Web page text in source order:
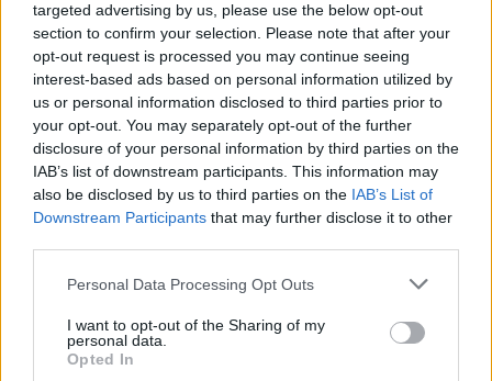
targeted advertising by us, please use the below opt-out
section to confirm your selection. Please note that after your
opt-out request is processed you may continue seeing
interest-based ads based on personal information utilized by
us or personal information disclosed to third parties prior to
your opt-out. You may separately opt-out of the further
disclosure of your personal information by third parties on the
IAB’s list of downstream participants. This information may
also be disclosed by us to third parties on the IAB’s List of
Downstream Participants that may further disclose it to other
Please note that this website/app uses one or more Google
not limited to your visit or usage behaviour. You may click to
grant or deny consent to Google and its third-party tags to
use your data for below specified purposes in below Google
Personal Data Processing Opt Outs
I want to opt-out of the Sharing of my
personal data.
Opted In
Ezeken a helyeken adhatunk vért a megyében
2025.01.05. Fazekas Adrián
Január 6. és 10. között
Jász-Nagykun-Szolnok
megyében több
helyszínen és
időpontban várják a
Vöröskereszt
munkatársai.
TOVÁBB OLVASOM